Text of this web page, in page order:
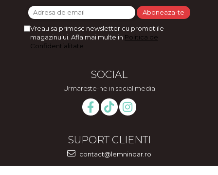
Vreau sa primesc newsletter cu promotiile
magazinului. Afla mai multe in Politica de
Confidentialitate
SOCIAL
Urmareste-ne in social media
SUPORT CLIENTI
contact@lemnindar.ro